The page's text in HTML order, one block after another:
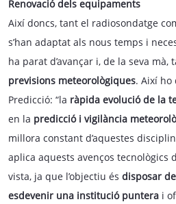
Renovació dels equipaments
Així doncs, tant el radiosondatge
s’han adaptat als nous temps i
ha parat d’avançar i, de la seva mà,
previsions meteorològiques. Així ho
Predicció: “la ràpida evolució de la
en la predicció i vigilància
millora constant d’aquestes
aplica aquests avenços tecnològics
vista, ja que l’objectiu és disposar
esdevenir una institució puntera i